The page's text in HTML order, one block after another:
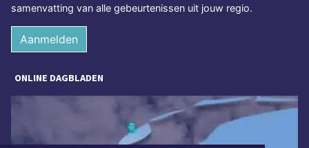
samenvatting van alle gebeurtenissen uit jouw regio.
Aanmelden
ONLINE DAGBLADEN